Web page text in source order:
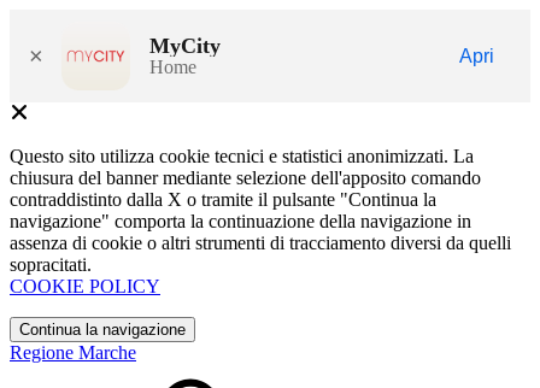
× MyCity
Home
Apri
Questo sito utilizza cookie tecnici e statistici anonimizzati. La
chiusura del banner mediante selezione dell'apposito comando
contraddistinto dalla X o tramite il pulsante "Continua la
navigazione" comporta la continuazione della navigazione in
assenza di cookie o altri strumenti di tracciamento diversi da quelli
sopracitati.
COOKIE POLICY
Continua la navigazione
Regione Marche